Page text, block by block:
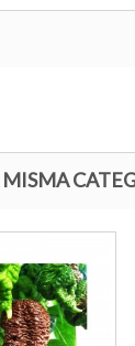
MISMA